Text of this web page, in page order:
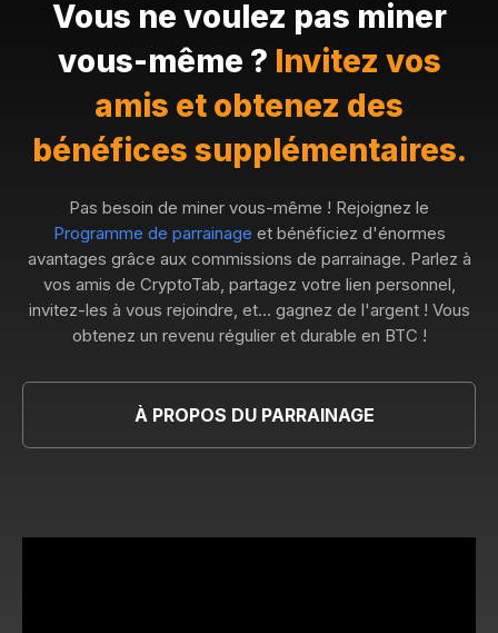
Vous ne voulez pas miner
vous-même ? Invitez vos
amis et obtenez des
bénéfices supplémentaires.
Pas besoin de miner vous-même ! Rejoignez le
Programme de parrainage et bénéficiez d'énormes
avantages grâce aux commissions de parrainage. Parlez à
vos amis de CryptoTab, partagez votre lien personnel,
invitez-les à vous rejoindre, et… gagnez de l'argent ! Vous
obtenez un revenu régulier et durable en BTC !
À PROPOS DU PARRAINAGE